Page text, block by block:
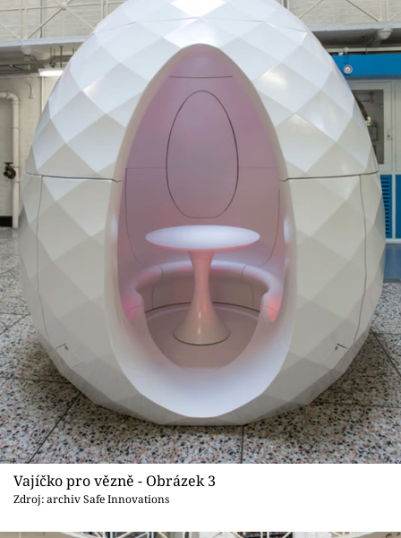
Vajíčko pro vězně - Obrázek 3
Zdroj: archiv Safe Innovations